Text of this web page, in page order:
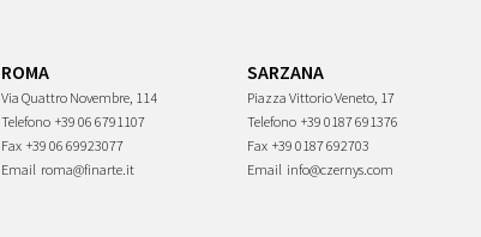
ROMA
Via Quattro Novembre, 114
Telefono +39 06 6791107
Fax +39 06 69923077
Email roma@finarte.it
SARZANA
Piazza Vittorio Veneto, 17
Telefono +39 0187 691376
Fax +39 0187 692703
Email info@czernys.com